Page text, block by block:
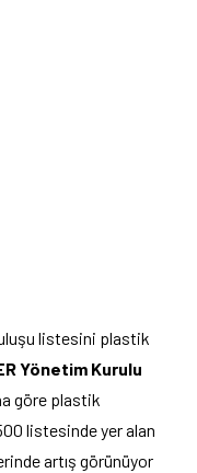
listesini plastik
Yönetim Kurulu
göre plastik
listesinde yer alan
artış görünüyor